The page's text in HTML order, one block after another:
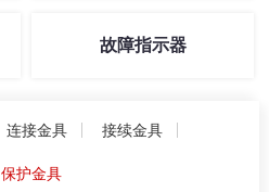
故障指示器
连接金具 接续金具
保护金具